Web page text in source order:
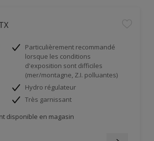
Particulièrement recommandé
lorsque les conditions
d'exposition sont difficiles
(mer/montagne, Z.I. polluantes)
Hydro régulateur
Très garnissant
disponible en magasin